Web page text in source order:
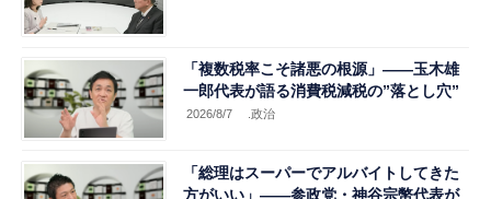
「複数税率こそ諸悪の根源」――玉木雄
一郎代表が語る消費税減税の”落とし穴”
2026/8/7 .政治
「総理はスーパーでアルバイトしてきた
方がいい」――参政党・神谷宗幣代表が